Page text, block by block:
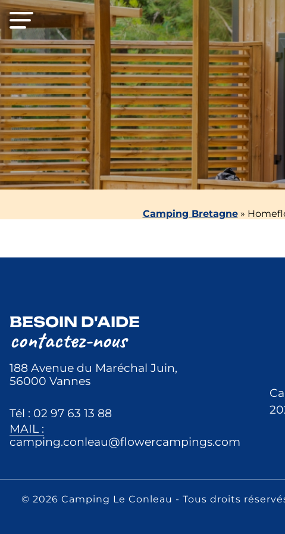
Camping Bretagne»
BESOIN D'AIDE
contactez-nous
188 Avenue du Maréchal Juin,
56000 Vannes
Tél : 02 97 63 13 88
MAIL :
camping.conleau@flowercampings.com
© 2026 Camping Le Conleau - Tous droits